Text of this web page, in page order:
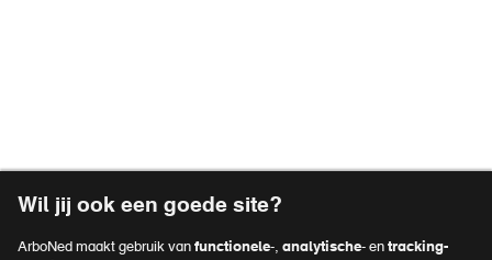
navigatie
Voet
navigatie
Privacyreglement
Algemene voorwaarden
Wil jij ook een goede site?
ArboNed maakt gebruik van functionele-, analytische- en tracking-